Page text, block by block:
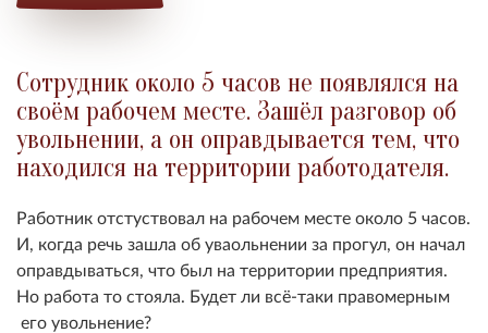
Сотрудник около 5 часов не появлялся на
своём рабочем месте. Зашёл разговор об
увольнении, а он оправдывается тем, что
находился на территории работодателя.
Работник отстуствовал на рабочем месте около 5 часов.
И, когда речь зашла об уваольнении за прогул, он начал
оправдываться, что был на территории предприятия.
Но работа то стояла. Будет ли всё-таки правомерным
его увольнение?